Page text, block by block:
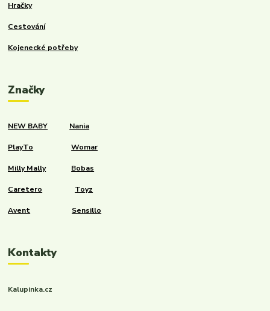
Hračky
Cestování
Kojenecké potřeby
Značky
NEW BABY Nania
PlayTo Womar
Milly Mally Bobas
Caretero Toyz
Avent Sensillo
Kontakty
Kalupinka.cz